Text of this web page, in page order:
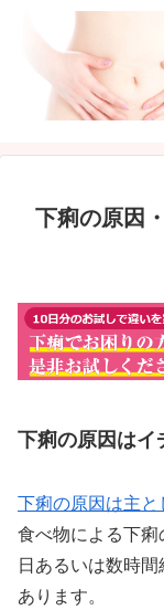
下痢の原因
下痢の原因はイ
下痢の原因は主と
食べ物による下
日あるいは数時
あります。